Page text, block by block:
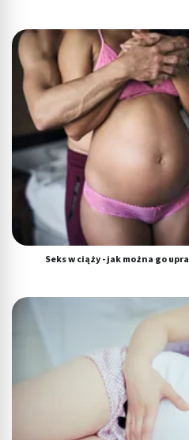
Seks w ciąży - jak można go
Tworzenie profili w celu
reklam
Wykorzystanie profili do wyboru
spersonalizowanych reklam
Tworzenie profili w celu
Wykorzystywanie profili w celu
spersonalizowanych treści
Pomiar efektywności reklam
Pomiar efektywności treści
kombinacji danych z różnych
Rozwój i ulepszanie usług
Wykorzystywanie
wyboru treści
Funkcje specjalne IAB:
Użycie dokładnych danych